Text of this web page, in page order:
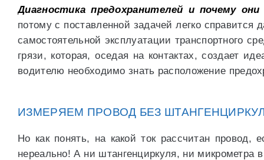
Диагностика предохранителей и почему
потому с поставленной задачей легко
самостоятельной эксплуатации транспортного
грязи, которая, оседая на контактах, создает
водителю необходимо знать расположение
ИЗМЕРЯЕМ ПРОВОД БЕЗ
Но как понять, на какой ток рассчитан
нереально! А ни штангенциркуля, ни микрометра